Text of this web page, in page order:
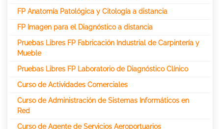
FP Anatomía Patológica y Citología a distancia
FP Imagen para el Diagnóstico a distancia
Pruebas Libres FP Fabricación Industrial de Carpintería y
Mueble
Pruebas Libres FP Laboratorio de Diagnóstico Clínico
Curso de Actividades Comerciales
Curso de Administración de Sistemas Informáticos en
Red
Curso de Agente de Servicios Aeroportuarios